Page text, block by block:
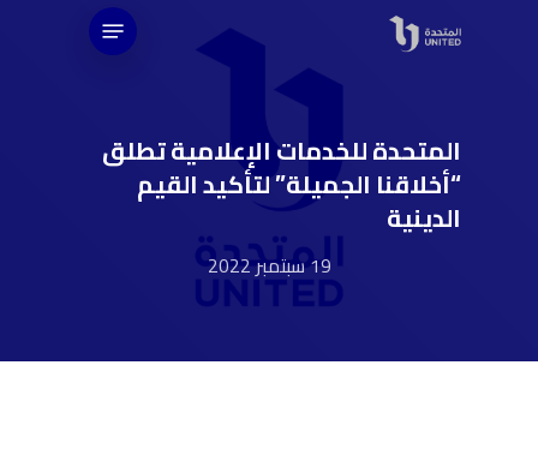
Menu
المتحدة للخدمات الإعلامية تطلق
“أخلاقنا الجميلة” لتأكيد القيم
الدينية
19 سبتمبر 2022